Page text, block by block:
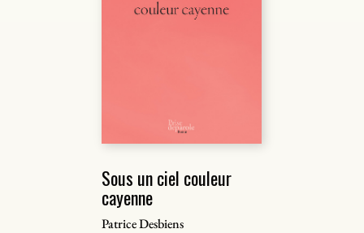
Sous un ciel couleur
cayenne
Patrice Desbiens